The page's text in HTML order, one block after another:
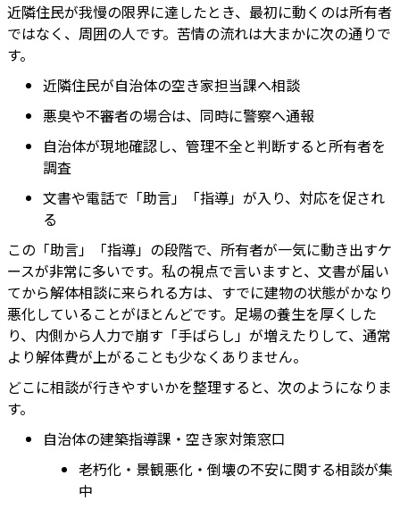
近隣住民が我慢の限界に達したとき、最初に動くのは所有者
ではなく、周囲の人です。苦情の流れは大まかに次の通りで
す。
近隣住民が自治体の空き家担当課へ相談
悪臭や不審者の場合は、同時に警察へ通報
自治体が現地確認し、管理不全と判断すると所有者を
調査
文書や電話で「助言」「指導」が入り、対応を促され
る
この「助言」「指導」の段階で、所有者が一気に動き出すケ
ースが非常に多いです。私の視点で言いますと、文書が届い
てから解体相談に来られる方は、すでに建物の状態がかなり
悪化していることがほとんどです。足場の養生を厚くした
り、内側から人力で崩す「手ばらし」が増えたりして、通常
より解体費が上がることも少なくありません。
どこに相談が行きやすいかを整理すると、次のようになりま
す。
自治体の建築指導課・空き家対策窓口
老朽化・景観悪化・倒壊の不安に関する相談が集
中